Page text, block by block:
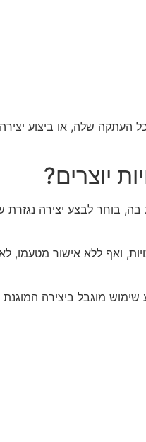
שלה, או ביצוע
יוצרים?
בוחר לבצע יצירה
ואף ללא אישור מטעמו,
מוגבל ביצירה המוגנת